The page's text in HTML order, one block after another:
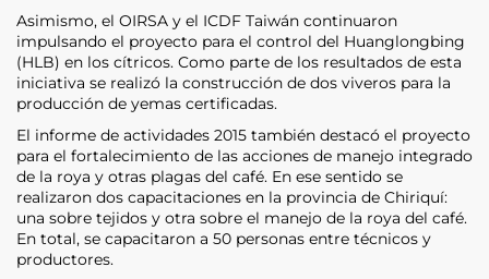
Asimismo, el OIRSA y el ICDF Taiwán continuaron
impulsando el proyecto para el control del Huanglongbing
(HLB) en los cítricos. Como parte de los resultados de esta
iniciativa se realizó la construcción de dos viveros para la
producción de yemas certificadas.
El informe de actividades 2015 también destacó el proyecto
para el fortalecimiento de las acciones de manejo integrado
de la roya y otras plagas del café. En ese sentido se
realizaron dos capacitaciones en la provincia de Chiriquí:
una sobre tejidos y otra sobre el manejo de la roya del café.
En total, se capacitaron a 50 personas entre técnicos y
productores.